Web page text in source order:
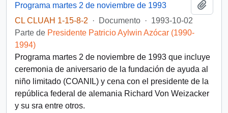
Programa martes 2 de noviembre de 1993
CL CLUAH 1-15-8-2
· Documento · 1993-10-02
Parte de Presidente Patricio Aylwin Azócar (1990-
1994)
Programa martes 2 de noviembre de 1993 que incluye
ceremonia de aniversario de la fundación de ayuda al
niño limitado (COANIL) y cena con el presidente de la
república federal de alemania Richard Von Weizacker
y su sra entre otros.